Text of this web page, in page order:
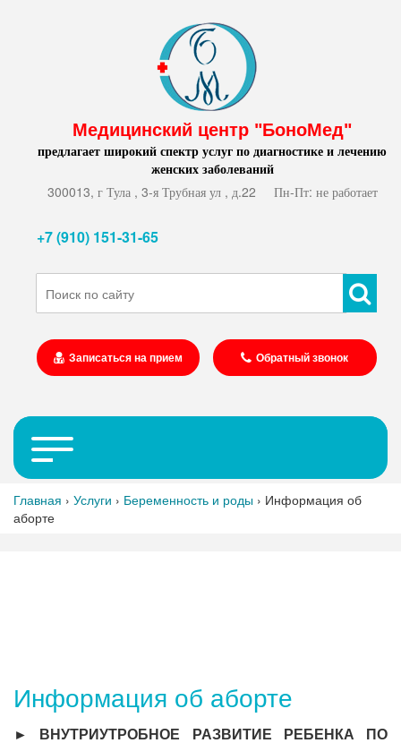
Медицинский центр "БоноМед"
предлагает широкий спектр услуг по диагностике и лечению
женских заболеваний
300013, г Тула , 3-я Трубная ул , д.22
Пн-Пт: не работает
+7 (910) 151-31-65
Записаться на прием Обратный звонок
Главная › Услуги › Беременность и роды › Информация об
аборте
Информация об аборте
► ВНУТРИУТРОБНОЕ РАЗВИТИЕ РЕБЕНКА ПО